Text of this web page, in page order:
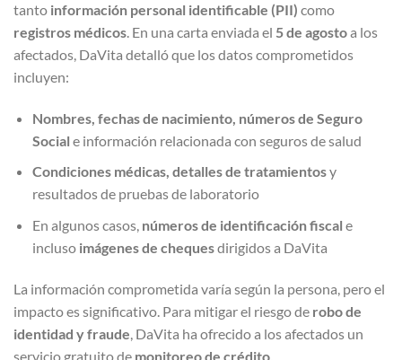
tanto información personal identificable (PII) como
registros médicos. En una carta enviada el 5 de agostoa los
afectados, DaVita detalló que los datos comprometidos
incluyen:
Nombres, fechas de nacimiento, números de Seguro
Social e información relacionada con seguros de salud
Condiciones médicas, detalles de tratamientosy
resultados de pruebas de laboratorio
En algunos casos, números de identificación fiscal e
incluso imágenes de chequesdirigidos a DaVita
La información comprometida varía según la persona, pero el
impacto es significativo. Para mitigar el riesgo de robo de
identidad y fraude, DaVita ha ofrecido a los afectados un
servicio gratuito de monitoreo de crédito.